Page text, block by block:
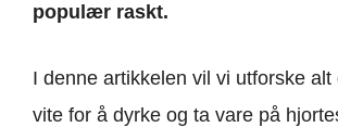
populær raskt.
I denne artikkelen vil vi utforske alt
vite for å dyrke og ta vare på